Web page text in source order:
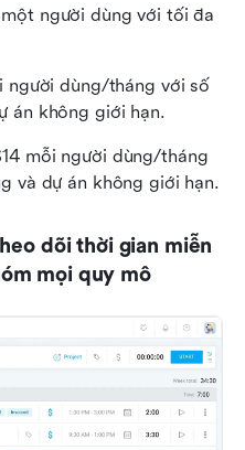
người dùng với tối đa
người dùng/tháng với số
án không giới hạn.
mỗi người dùng/tháng
và dự án không giới hạn.
dõi thời gian miễn
mọi quy mô